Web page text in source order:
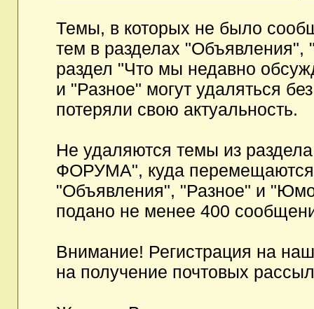
Темы, в которых не было
тем в разделах
раздел "Что мы недавно
и "Разное" могут удаляться
потеряли свою актуальность.
Не удаляются темы из
ФОРУМА", куда перемещаются
"Объявления", "Разное" и
подано не менее 400
Внимание! Регистрация на
на получение почтовых